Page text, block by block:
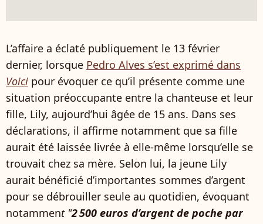
L’affaire a éclaté publiquement le 13 février
dernier, lorsque Pedro Alves s’est exprimé dans
Voici pour évoquer ce qu’il présente comme une
situation préoccupante entre la chanteuse et leur
fille, Lily, aujourd’hui âgée de 15 ans. Dans ses
déclarations, il affirme notamment que sa fille
aurait été laissée livrée à elle-même lorsqu’elle se
trouvait chez sa mère. Selon lui, la jeune Lily
aurait bénéficié d’importantes sommes d’argent
pour se débrouiller seule au quotidien, évoquant
notamment "2 500 euros d’argent de poche par